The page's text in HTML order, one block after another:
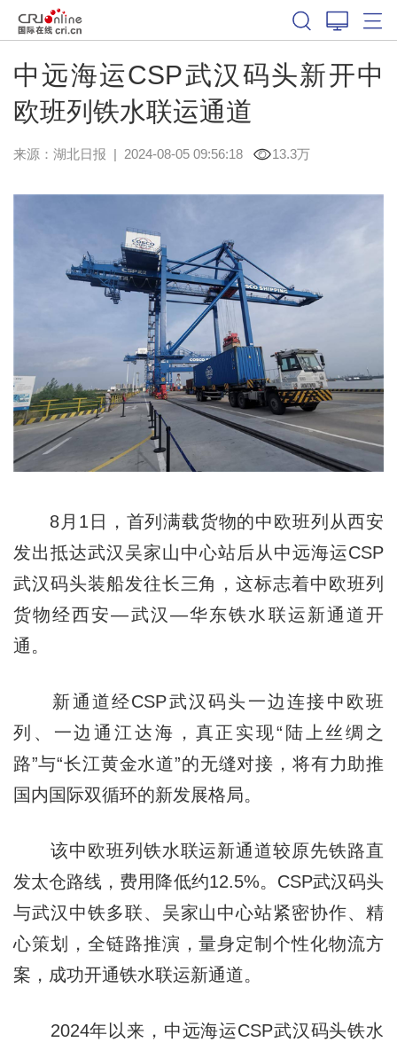
中远海运CSP武汉码头新开中
欧班列铁水联运通道
来源： 湖北日报 | 2024-08-05 09:56:18 13.3万
8月1日，首列满载货物的中欧班列从西安
发出抵达武汉吴家山中心站后从中远海运CSP
武汉码头装船发往长三角，这标志着中欧班列
货物经西安—武汉—华东铁水联运新通道开
通。
新通道经CSP武汉码头一边连接中欧班
列、一边通江达海，真正实现“陆上丝绸之
路”与“长江黄金水道”的无缝对接，将有力助推
国内国际双循环的新发展格局。
该中欧班列铁水联运新通道较原先铁路直
发太仓路线，费用降低约12.5%。CSP武汉码头
与武汉中铁多联、吴家山中心站紧密协作、精
心策划，全链路推演，量身定制个性化物流方
案，成功开通铁水联运新通道。
2024年以来，中远海运CSP武汉码头铁水